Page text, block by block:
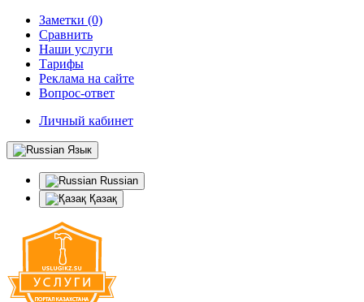
Заметки (0)
Сравнить
Наши услуги
Тарифы
Реклама на сайте
Вопрос-ответ
Личный кабинет
Язык
Russian
Қазақ